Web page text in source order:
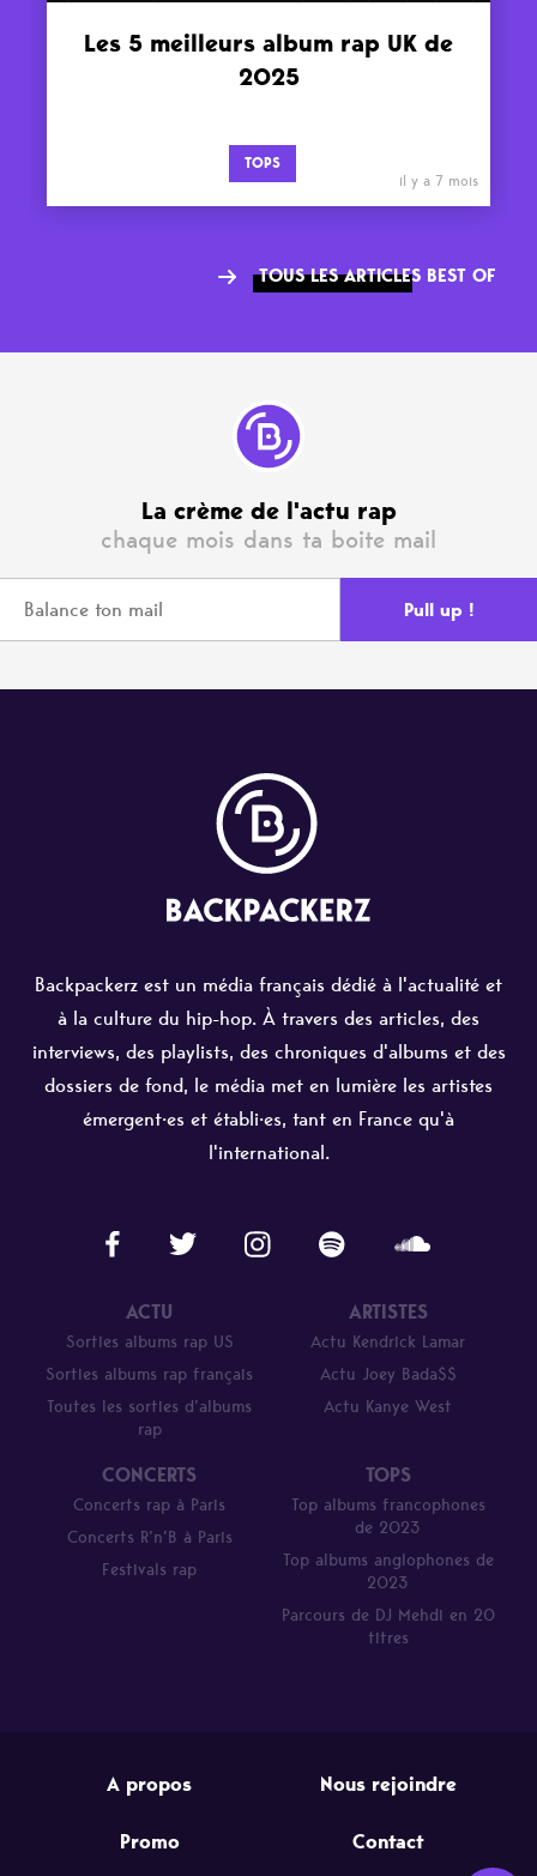
Les 5 meilleurs album rap UK de
2025
TOPS
il y a 7 mois
TOUS LES ARTICLES BEST OF
La crème de l'actu rap
chaque mois dans ta boite mail
Backpackerz est un média français dédié à l'actualité et
à la culture du hip-hop. À travers des articles, des
interviews, des playlists, des chroniques d'albums et des
dossiers de fond, le média met en lumière les artistes
émergent·es et établi·es, tant en France qu'à
l'international.
ACTU
Sorties albums rap US
Sorties albums rap français
Toutes les sorties d’albums
rap
ARTISTES
Actu Kendrick Lamar
Actu Joey Bada$$
Actu Kanye West
CONCERTS
Concerts rap à Paris
Concerts R’n’B à Paris
Festivals rap
TOPS
Top albums francophones
de 2023
Top albums anglophones de
2023
Parcours de DJ Mehdi en 20
titres
A propos Nous rejoindre
Promo Contact